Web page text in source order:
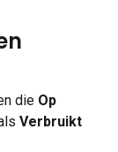
die Op
Verbruikt